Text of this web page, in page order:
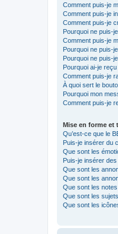
Comment puis-je
Comment puis-je
Comment puis-je
Pourquoi ne puis-
Comment puis-je
Pourquoi ne puis-
Pourquoi ne puis-
Pourquoi ai-je
Comment puis-je
À quoi sert le
Pourquoi mon
Comment puis-je
Mise en forme et
Qu’est-ce que le
Puis-je insérer du
Que sont les
Puis-je insérer
Que sont les
Que sont les
Que sont les
Que sont les
Que sont les